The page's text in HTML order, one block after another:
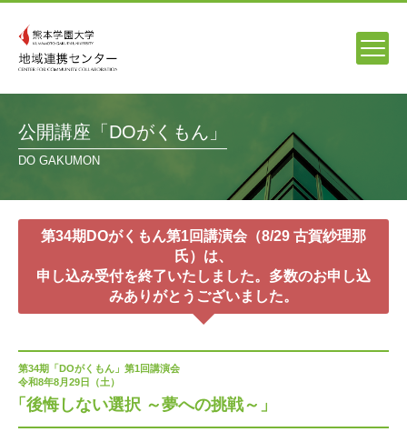
公開講座「DOがくもん」
DO GAKUMON
第34期DOがくもん第1回講演会（8/29 古賀紗理那
氏）は、
申し込み受付を終了いたしました。多数のお申し込
みありがとうございました。
第34期「DOがくもん」第1回講演会
令和8年8月29日（土）
「後悔しない選択 ～夢への挑戦～」